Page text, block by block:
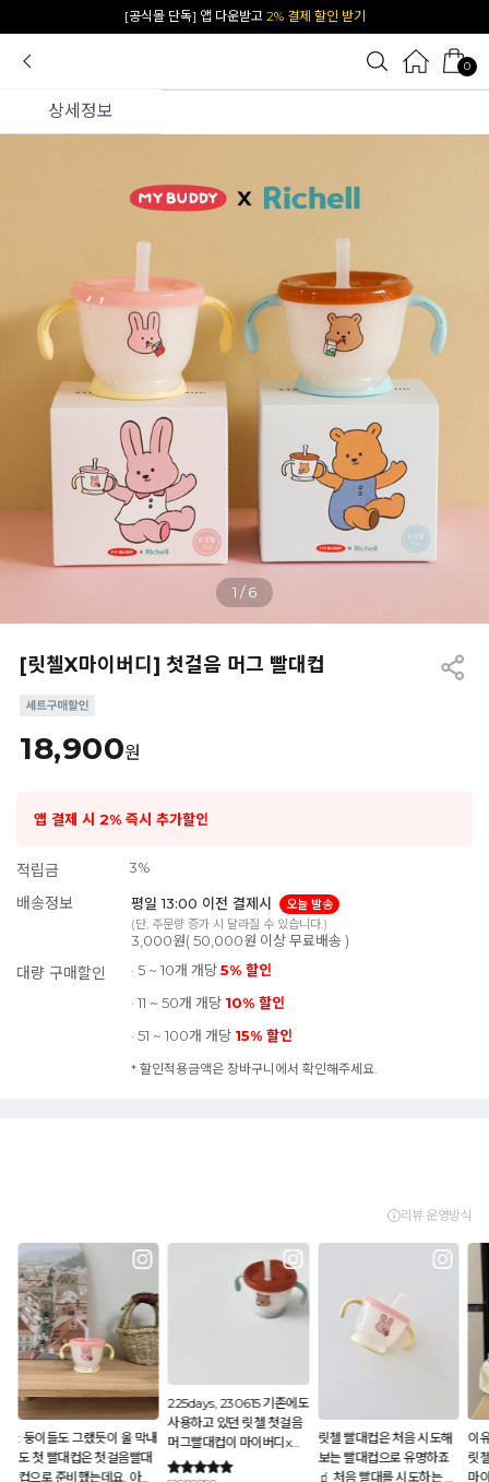
카카오 플친 추가하면1천원 즉시 할인 쿠폰
0
상세정보
1 /6
[릿첼X마이버디] 첫걸음 머그 빨대컵
18,900원
앱 결제 시 2% 즉시 추가할인
적립금 3%
배송정보 평일 13:00 이전 결제시
오늘 발송
(단, 주문량 증가 시 달라질 수 있습니다.)
3,000원( 50,000원 이상 무료배송 )
대량 구매할인 · 5 ~ 10개 개당5% 할인
· 11 ~ 50개 개당 10% 할인
· 51 ~ 100개 개당 15% 할인
* 할인적용금액은 장바구니에서 확인해주세요.